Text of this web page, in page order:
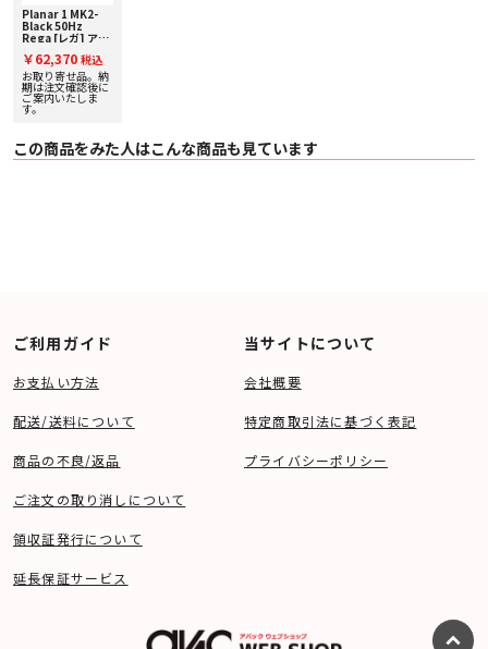
○ カートリッジ : MM 型
○ 消費電力 : 0.1mA 以下
○ サイズ(W x H x D mm ) : 447 x 360x 117 (ダストカバー付、閉口時)
○ 搭載可能なカートリッジの質量 : 4.5g-5.0g
○ 質量 : 5.5 kg
○ 生産国 : England, UK
○ 付属カートリッジ : Carbon (MM)
・ 出力 : 2.5m V ( 1kHz)
・ 交換針あり
Planar 1 MK2-
Black 50Hz
Rega [レガ] アナ
￥62,370 税込
お取り寄せ品。納
期は注文確認後に
ご案内いたしま
す。
この商品をみた人はこんな商品も見ています
ご利用ガイド
お支払い方法
配送/送料について
商品の不良/返品
ご注文の取り消しについて
領収証発行について
延長保証サービス
当サイトについて
会社概要
特定商取引法に基づく表記
プライバシーポリシー